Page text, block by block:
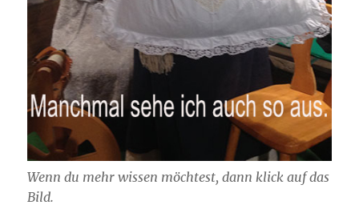
Wenn du mehr wissen möchtest, dann klick auf das
Bild.